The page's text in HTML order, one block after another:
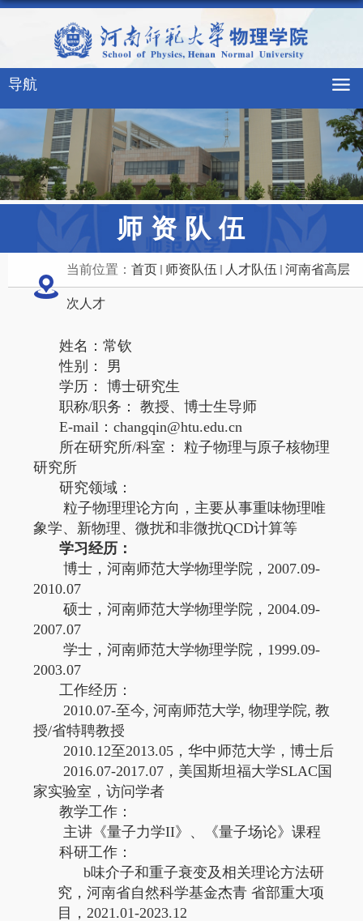
导航
师资队伍
当前位置： 首页 师资队伍 人才队伍 河南省高层
次人才
姓名：常钦
性别： 男
学历： 博士研究生
职称/职务： 教授、博士生导师
E-mail ： changqin@htu.edu.cn
所在研究所/科室： 粒子物理与原子核物理
研究所
研究领域：
粒子物理理论方向，主要从事重味物理唯
象学、新物理、微扰和非微扰QCD计算等
学习经历：
博士，河南师范大学物理学院， 2007.09-
2010.07
硕士，河南师范大学物理学院， 2004.09-
2007.07
学士，河南师范大学物理学院， 1999.09-
2003.07
工作经历：
2010.07-至今,河南师范大学,物理学院,教
授/省特聘教授
2010.12至2013.05 ，华中师范大学，博士后
2016.07-2017.07 ，美国斯坦福大学SLAC国
家实验室，访问学者
教学工作：
主讲《量子力学II》、《量子场论》课程
科研工作：
b味介子和重子衰变及相关理论方法研
究，河南省自然科学基金杰青 省部重大项
目， 2021.01-2023.12